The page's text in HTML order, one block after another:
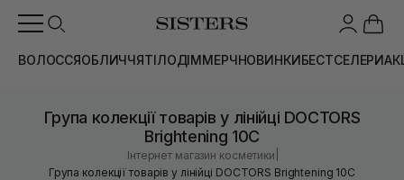
ВОЛОССЯОБЛИЧЧЯТІЛОДІММЕРЧНОВИНКИБЕСТСЕЛЕРИ
Група колекції товарів у лінійці DOCTORS
Brightening 10C
Інтернет магазин косметики
Група колекції товарів у лінійці DOCTORS Brightening 10C